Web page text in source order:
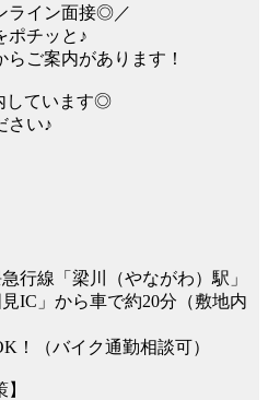
ライン面接◎／
ポチッと♪
ご案内があります！
しています◎
さい♪
行線「梁川（やながわ）駅」
IC」から車で約20分（敷地内
！（バイク通勤相談可）